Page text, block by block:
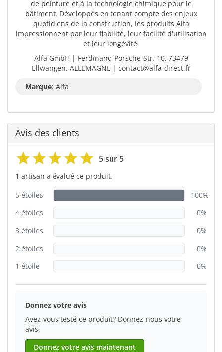
de peinture et à la technologie chimique pour le
bâtiment. Développés en tenant compte des enjeux
quotidiens de la construction, les produits Alfa
impressionnent par leur fiabilité, leur facilité d'utilisation
et leur longévité.
Alfa GmbH | Ferdinand-Porsche-Str. 10, 73479
Ellwangen, ALLEMAGNE | contact@alfa-direct.fr
Marque: Alfa
Avis des clients
5 sur 5
1 artisan a évalué ce produit.
5 étoiles
100%
4 étoiles
0%
3 étoiles
0%
2 étoiles
0%
1 étoile
0%
Donnez votre avis
Avez-vous testé ce produit? Donnez-nous votre
avis.
Donnez votre avis maintenant